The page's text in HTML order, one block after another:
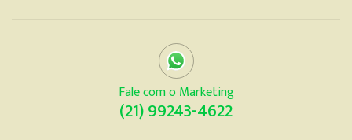
Fale com o Marketing
(21) 99243-4622